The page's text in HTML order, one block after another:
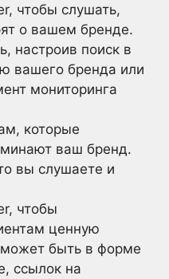
чтобы слушать,
о вашем бренде.
настроив поиск в
вашего бренда или
мониторинга
которые
ваш бренд.
вы слушаете и
чтобы
ценную
быть в форме
ссылок на